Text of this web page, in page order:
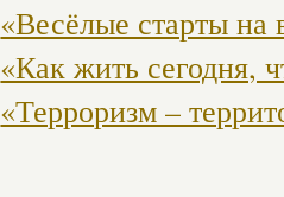
«Весёлые старты на
«Как жить сегодня,
«Терроризм –